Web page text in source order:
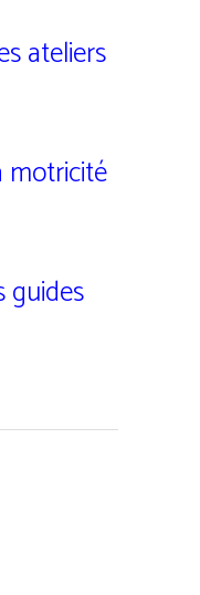
ateliers
motricité
guides